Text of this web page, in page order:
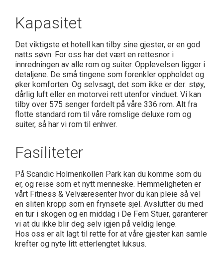
Kapasitet
Det viktigste et hotell kan tilby sine gjester, er en god
natts søvn. For oss har det vært en rettesnor i
innredningen av alle rom og suiter. Opplevelsen ligger i
detaljene. De små tingene som forenkler oppholdet og
øker komforten. Og selvsagt, det som ikke er der: støy,
dårlig luft eller en motorvei rett utenfor vinduet. Vi kan
tilby over 575 senger fordelt på våre 336 rom. Alt fra
flotte standard rom til våre romslige deluxe rom og
suiter, så har vi rom til enhver.
Fasiliteter
På Scandic Holmenkollen Park kan du komme som du
er, og reise som et nytt menneske. Hemmeligheten er
vårt Fitness & Velværesenter hvor du kan pleie så vel
en sliten kropp som en frynsete sjel. Avslutter du med
en tur i skogen og en middag i De Fem Stuer, garanterer
vi at du ikke blir deg selv igjen på veldig lenge.
Hos oss er alt lagt til rette for at våre gjester kan samle
krefter og nyte litt etterlengtet luksus.